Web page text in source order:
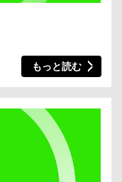
もっと読む